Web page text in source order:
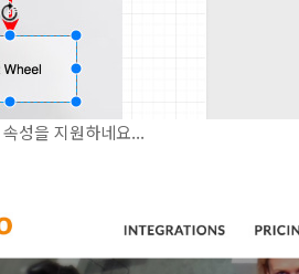
성을 지원하네요...